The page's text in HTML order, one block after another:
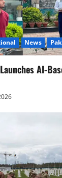
News
AI-